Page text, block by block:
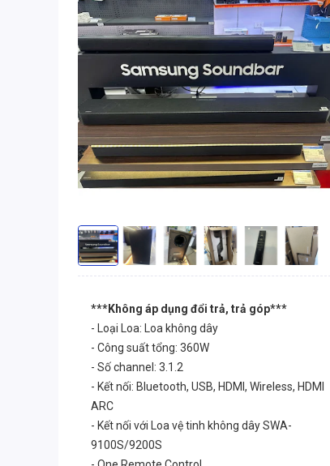
***Không áp dụng đổi trả, trả góp***
- Loại Loa: Loa không dây
- Công suất tổng: 360W
- Số channel: 3.1.2
- Kết nối: Bluetooth, USB, HDMI, Wireless, HDMI
ARC
- Kết nối với Loa vệ tinh không dây SWA-
9100S/9200S